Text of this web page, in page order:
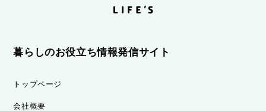
暮らしのお役立ち情報発信サイト
トップページ
会社概要